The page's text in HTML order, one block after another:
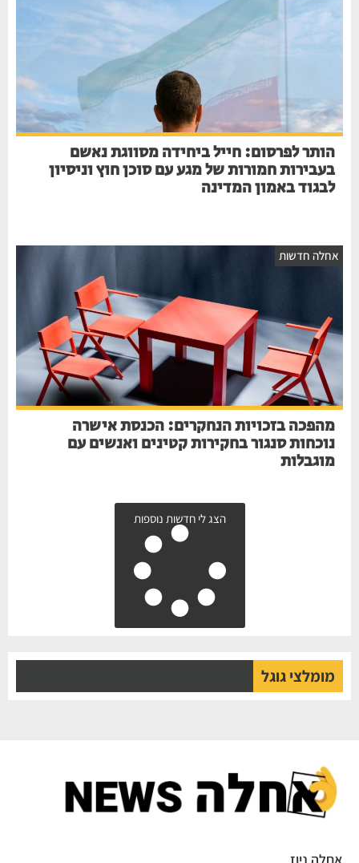
הותר לפרסום: חייל ביחידה מסווגת נאשם
בעבירות חמורות של מגע עם סוכן חוץ וניסיון
לבגוד באמון המדינה
אחלה חדשות
מהפכה בזכויות הנחקרים: הכנסת אישרה
נוכחות סנגור בחקירות קטינים ואנשים עם
מוגבלות
הצג לי חדשות נוספות
מומלצי גוגל